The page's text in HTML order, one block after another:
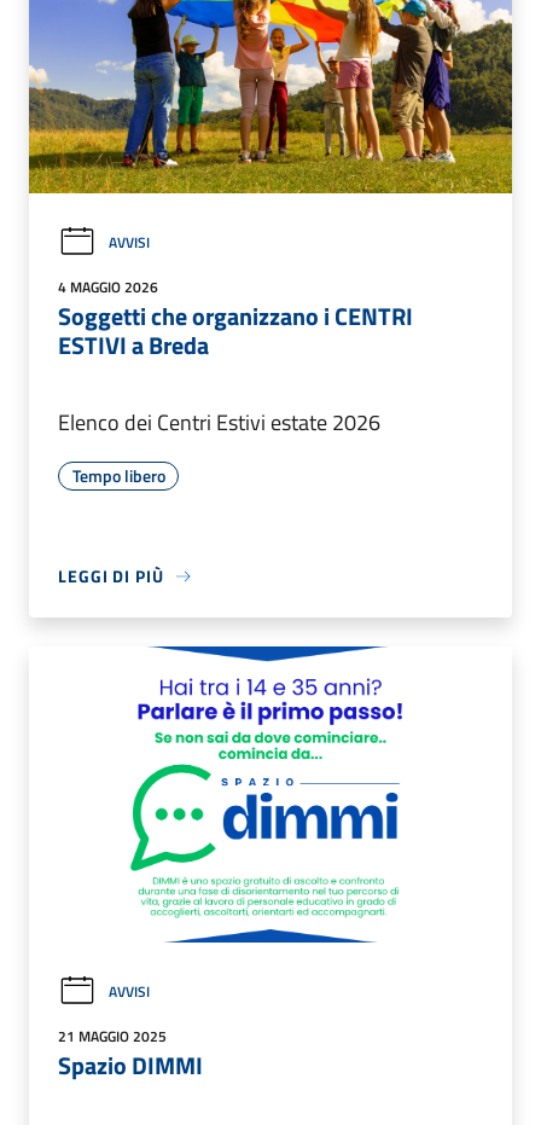
AVVISI
4 MAGGIO 2026
Soggetti che organizzano i CENTRI
ESTIVI a Breda
Elenco dei Centri Estivi estate 2026
Tempo libero
LEGGI DI PIÙ
AVVISI
21 MAGGIO 2025
Spazio DIMMI